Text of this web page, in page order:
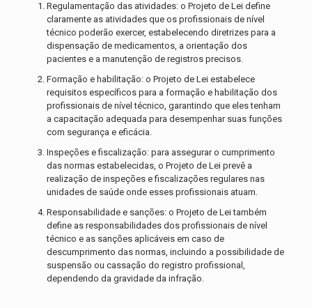
Regulamentação das atividades: o Projeto de Lei define
claramente as atividades que os profissionais de nível
técnico poderão exercer, estabelecendo diretrizes para a
dispensação de medicamentos, a orientação dos
pacientes e a manutenção de registros precisos.
Formação e habilitação: o Projeto de Lei estabelece
requisitos específicos para a formação e habilitação dos
profissionais de nível técnico, garantindo que eles tenham
a capacitação adequada para desempenhar suas funções
com segurança e eficácia.
Inspeções e fiscalização: para assegurar o cumprimento
das normas estabelecidas, o Projeto de Lei prevê a
realização de inspeções e fiscalizações regulares nas
unidades de saúde onde esses profissionais atuam.
Responsabilidade e sanções: o Projeto de Lei também
define as responsabilidades dos profissionais de nível
técnico e as sanções aplicáveis em caso de
descumprimento das normas, incluindo a possibilidade de
suspensão ou cassação do registro profissional,
dependendo da gravidade da infração.